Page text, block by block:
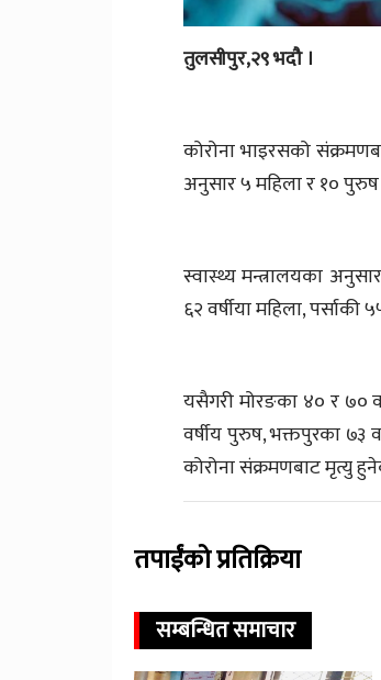
तुलसीपुर,२९ भदौ ।
कोरोना भाइरसको
अनुसार ५ महिला र १०
स्वास्थ्य मन्त्रालयका
६२ वर्षीया महिला,
यसैगरी मोरङका ४० र ७०
वर्षीय पुरुष, भक्तपुरका ७३
कोरोना संक्रमणबाट मृत्यु
तपाईंको प्रतिक्रिया
सम्बन्धित समाचार